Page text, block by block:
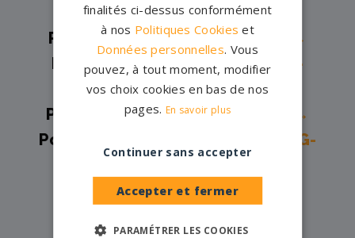
Pompes funèbres -Melun→
Pompes funèbres -Mitry-Mory→
Pompes funèbres - Montereau-
Fault-Yonne→
Pompes funèbres - Montévrain→
Pompes funèbres -
MORET-LOING-
Pompes funèbres -Nangis→
finalités ci-dessus conformément
à nos Politiques Cookies et
Données personnelles. Vous
pouvez, à tout moment, modifier
vos choix cookies en bas de nos
pages. En savoir plus
Accepter et fermer
Continuer sans accepter
PARAMÉTRER LES COOKIES